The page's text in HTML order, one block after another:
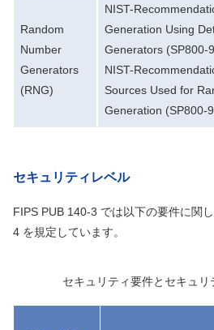
Random
Number
Generators
(RNG)
NIST-
Generation Using
Generators (SP800-
NIST-
Sources Used for
Generation (SP800-
セキュリティレベル
FIPS PUB 140-3 では以下の要件に関
4 を規定しています。
セキュリティ要件とセキュ